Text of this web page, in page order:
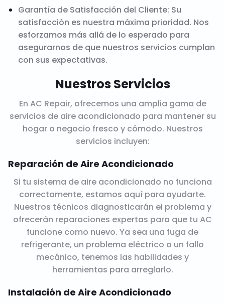
Garantía de Satisfacción del Cliente: Su
satisfacción es nuestra máxima prioridad. Nos
esforzamos más allá de lo esperado para
asegurarnos de que nuestros servicios cumplan
con sus expectativas.
Nuestros Servicios
En AC Repair, ofrecemos una amplia gama de
servicios de aire acondicionado para mantener su
hogar o negocio fresco y cómodo. Nuestros
servicios incluyen:
Reparación de Aire Acondicionado
Si tu sistema de aire acondicionado no funciona
correctamente, estamos aquí para ayudarte.
Nuestros técnicos diagnosticarán el problema y
ofrecerán reparaciones expertas para que tu AC
funcione como nuevo. Ya sea una fuga de
refrigerante, un problema eléctrico o un fallo
mecánico, tenemos las habilidades y
herramientas para arreglarlo.
Instalación de Aire Acondicionado